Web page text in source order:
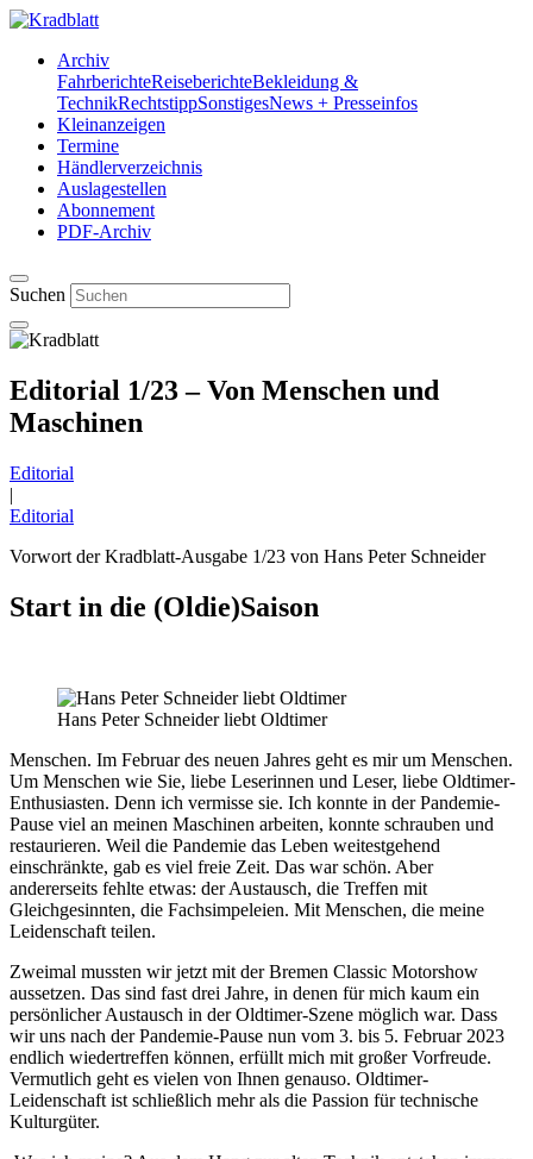
Archiv
FahrberichteReiseberichteBekleidung &
TechnikRechtstippSonstigesNews + Presseinfos
Kleinanzeigen
Termine
Händlerverzeichnis
Auslagestellen
Abonnement
PDF-Archiv
Suchen
Editorial 1/23 – Von Menschen und
Maschinen
Editorial
|
Editorial
Vorwort der Kradblatt-Ausgabe 1/23 von Hans Peter Schneider
Start in die (Oldie)Saison
Hans Peter Schneider liebt Oldtimer
Menschen. Im Februar des neuen Jahres geht es mir um Menschen.
Um Menschen wie Sie, liebe Leserinnen und Leser, liebe Oldtimer-
Enthusiasten. Denn ich vermisse sie. Ich konnte in der Pandemie-
Pause viel an meinen Maschinen arbeiten, konnte schrauben und
restaurieren. Weil die Pandemie das Leben weitestgehend
einschränkte, gab es viel freie Zeit. Das war schön. Aber
andererseits fehlte etwas: der Austausch, die Treffen mit
Gleichgesinnten, die Fachsimpeleien. Mit Menschen, die meine
Leidenschaft teilen.
Zweimal mussten wir jetzt mit der Bremen Classic Motorshow
aussetzen. Das sind fast drei Jahre, in denen für mich kaum ein
persönlicher Austausch in der Oldtimer-Szene möglich war. Dass
wir uns nach der Pandemie-Pause nun vom 3. bis 5. Februar 2023
endlich wiedertreffen können, erfüllt mich mit großer Vorfreude.
Vermutlich geht es vielen von Ihnen genauso. Oldtimer-
Leidenschaft ist schließlich mehr als die Passion für technische
Kulturgüter.